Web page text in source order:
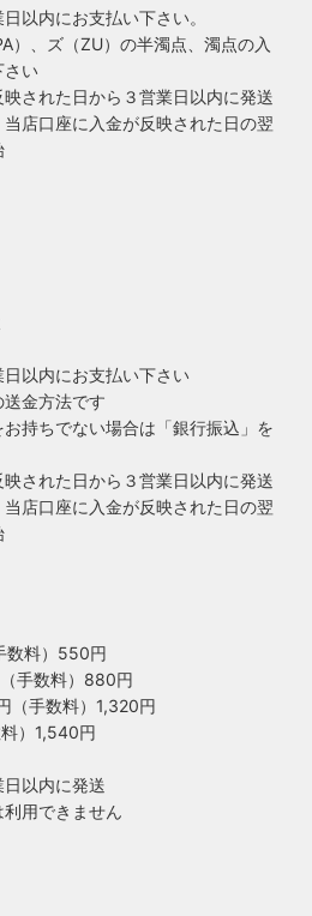
らない。住宅や店舗も同じく照明
良い建築やインテリアも台無しで
こだわるのは、旧き良きアメリカ
重厚感やゴージャスさ。それでい
朴さを追求したヴィンテージスタ
います。
作担当者が修理を行いま
ド照明やアンティーク照明は修理
すが、当店では器具を製作した本
い頂けます。当店は製造事業者と
電気用品以外の電気用品の製造事
ります。
トも復活・特殊な絶縁体
明製作に欠かせない古いソケッ
近く前のソケットシェルを使うこ
年近く前のソケットに使われて
縁体）はご覧の通り炭化してボロ
に依頼し、特殊カーボンを使いオ
ーを製造しました。これで100年
てお使い頂けます。
以内にお支払い下さい。
）、ズ（ZU）の半濁点、濁点の入
さい
された日から３営業日以内に発送
店口座に入金が反映された日の翌
以内にお支払い下さい
金方法です
持ちでない場合は「銀行振込」を
された日から３営業日以内に発送
店口座に入金が反映された日の翌
数料）550円
手数料）880円
（手数料）1,320円
）1,540円
以内に発送
用できません